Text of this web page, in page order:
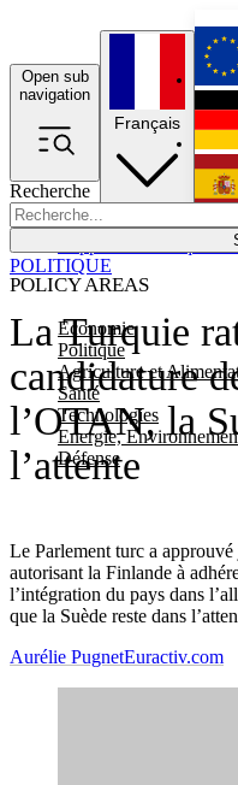
Open sub
navigation
Recherche
POLICY AREAS
Economie
Politique
Agriculture et
Santé
Technologies
Energie,
Défense
Français
La Turquie
candidature
l’OTAN, la
l’attente
Le Parlement turc a
autorisant la Finlande à
l’intégration du pays dans
que la Suède reste dans
POLITIQUE
Aurélie PugnetEuractiv.com